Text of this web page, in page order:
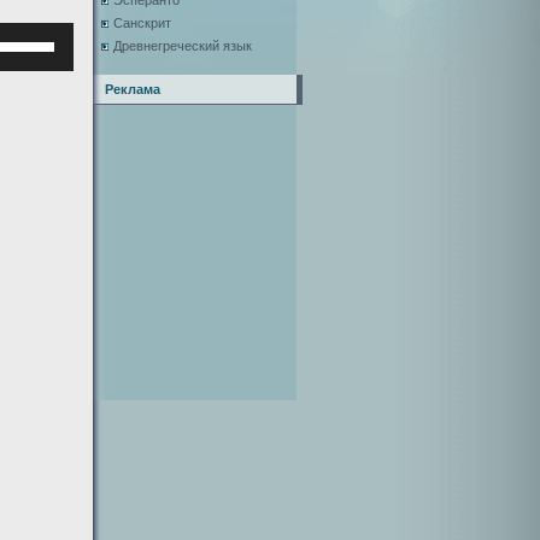
Санскрит
Древнегреческий язык
Реклама